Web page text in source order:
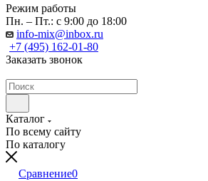
Режим работы
Пн. – Пт.: с 9:00 до 18:00
info-mix@inbox.ru
+7 (495) 162-01-80
Заказать звонок
Каталог
По всему сайту
По каталогу
Сравнение0